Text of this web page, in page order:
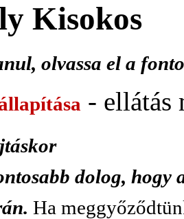
Kisokos
olvassa el a
- ellátás
dolog, hogy
Ha